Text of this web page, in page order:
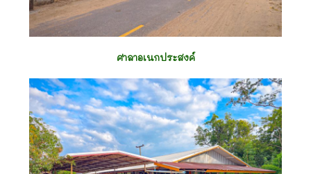
ศาลาอเนกประสงค์